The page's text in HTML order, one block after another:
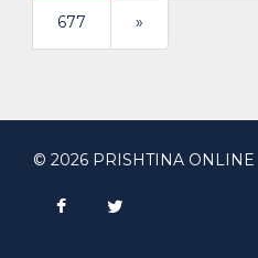
677 »
© 2026 PRISHTINA ONLINE